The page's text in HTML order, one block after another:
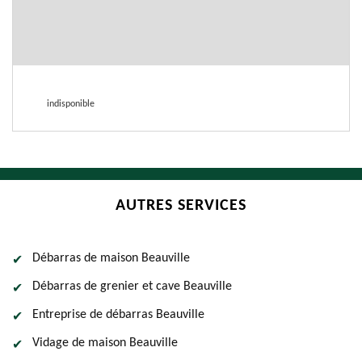
indisponible
AUTRES SERVICES
Débarras de maison Beauville
Débarras de grenier et cave Beauville
Entreprise de débarras Beauville
Vidage de maison Beauville